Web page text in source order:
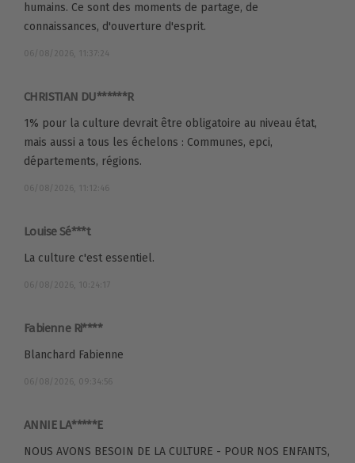
humains. Ce sont des moments de partage, de
connaissances, d'ouverture d'esprit.
06/08/2026, 11:37:24
CHRISTIAN DU******R
1% pour la culture devrait être obligatoire au niveau état,
mais aussi a tous les échelons : Communes, epci,
départements, régions.
06/08/2026, 11:12:46
Louise Sé***t
La culture c'est essentiel.
06/08/2026, 10:24:17
Fabienne Ri****
Blanchard Fabienne
06/08/2026, 09:34:56
ANNIE LA*****E
NOUS AVONS BESOIN DE LA CULTURE - POUR NOS ENFANTS,